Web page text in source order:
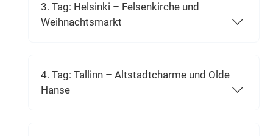
3. Tag: Helsinki – Felsenkirche und
Weihnachtsmarkt
4. Tag: Tallinn – Altstadtcharme und Olde
Hanse